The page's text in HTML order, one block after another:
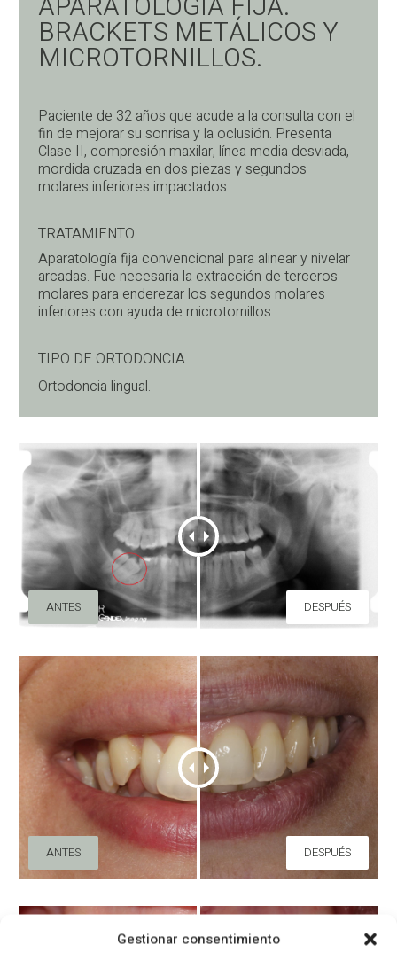
Gestionar consentimiento
BRACKETS METÁLICOS Y
MICROTORNILLOS.
Paciente de 32 años que acude a la consulta con el
fin de mejorar su sonrisa y la oclusión. Presenta
Clase II, compresión maxilar, línea media desviada,
mordida cruzada en dos piezas y segundos
molares inferiores impactados.
TRATAMIENTO
Aparatología fija convencional para alinear y nivelar
arcadas. Fue necesaria la extracción de terceros
molares para enderezar los segundos molares
inferiores con ayuda de microtornillos.
TIPO DE ORTODONCIA
Ortodoncia lingual.
ANTES DESPUÉS
ANTES DESPUÉS